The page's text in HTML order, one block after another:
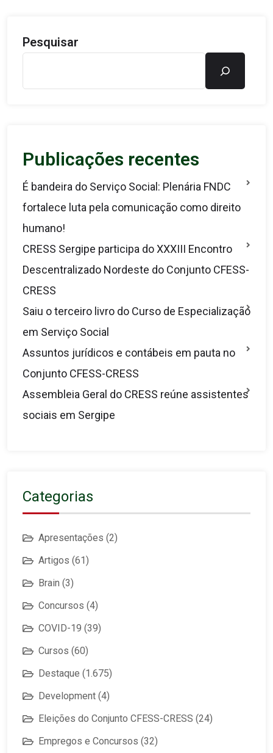
Pesquisar
Publicações recentes
É bandeira do Serviço Social: Plenária FNDC
fortalece luta pela comunicação como direito
humano!
CRESS Sergipe participa do XXXIII Encontro
Descentralizado Nordeste do Conjunto CFESS-
CRESS
Saiu o terceiro livro do Curso de Especialização
em Serviço Social
Assuntos jurídicos e contábeis em pauta no
Conjunto CFESS-CRESS
Assembleia Geral do CRESS reúne assistentes
sociais em Sergipe
Categorias
Apresentações (2)
Artigos (61)
Brain (3)
Concursos (4)
COVID-19 (39)
Cursos (60)
Destaque (1.675)
Development (4)
Eleições do Conjunto CFESS-CRESS (24)
Empregos e Concursos (32)